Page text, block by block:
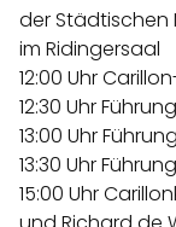
der Städtischen
im Ridingersaal
12:00 Uhr
12:30 Uhr
13:00 Uhr
13:30 Uhr
15:00 Uhr